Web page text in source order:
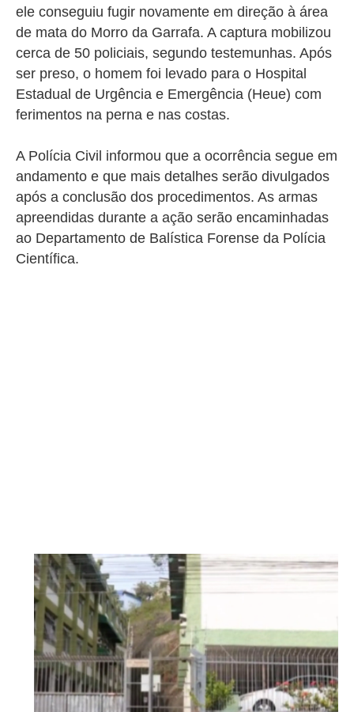
ele conseguiu fugir novamente em direção à área
de mata do Morro da Garrafa. A captura mobilizou
cerca de 50 policiais, segundo testemunhas. Após
ser preso, o homem foi levado para o Hospital
Estadual de Urgência e Emergência (Heue) com
ferimentos na perna e nas costas.
A Polícia Civil informou que a ocorrência segue em
andamento e que mais detalhes serão divulgados
após a conclusão dos procedimentos. As armas
apreendidas durante a ação serão encaminhadas
ao Departamento de Balística Forense da Polícia
Científica.